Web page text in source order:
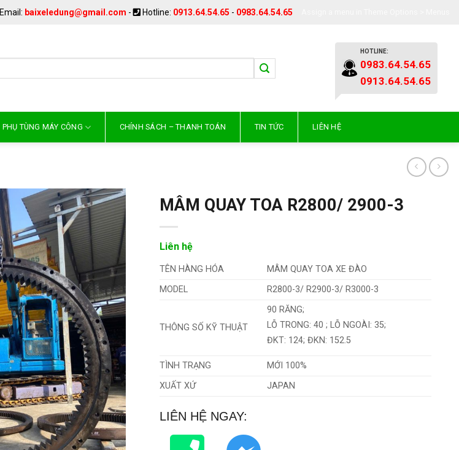
Email: baixeledung@gmail.com - Hotline: 0913.64.54.65 - 0983.64.54.65
HOTLINE:
0983.64.54.65
0913.64.54.65
PHỤ TÙNG MÁY CÔNG CHÍNH SÁCH – THANH TOÁN TIN TỨC LIÊN HỆ
MÂM QUAY TOA R2800/ 2900-3
Liên hệ
TÊN HÀNG HÓA
MÂM QUAY TOA XE ĐÀO
MODEL
R2800-3/ R2900-3/ R3000-3
THÔNG SỐ KỸ THUẬT
90 RĂNG;
LỖ TRONG: 40 ; LỖ NGOÀI: 35;
ĐKT: 124; ĐKN: 152.5
TÌNH TRẠNG
MỚI 100%
XUẤT XỨ
JAPAN
LIÊN HỆ NGAY: